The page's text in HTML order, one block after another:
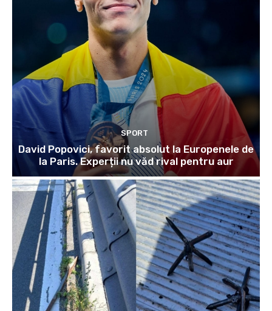
SPORT
David Popovici, favorit absolut la Europenele de
la Paris. Experții nu văd rival pentru aur